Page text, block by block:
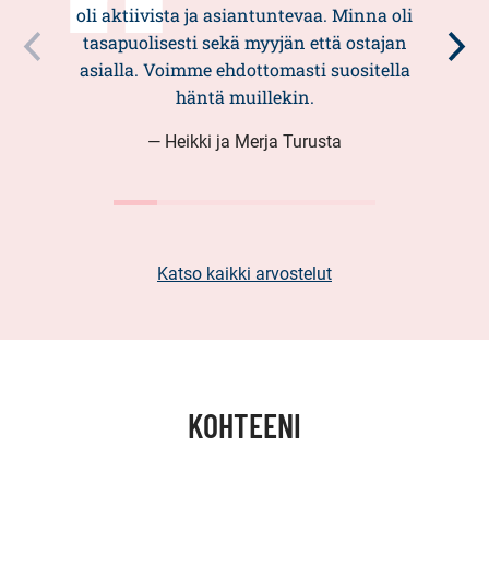
oli aktiivista ja asiantuntevaa. Minna oli
tasapuolisesti sekä myyjän että ostajan
asialla. Voimme ehdottomasti suositella
häntä muillekin.
— Heikki ja Merja Turusta
Katso kaikki arvostelut
KOHTEENI